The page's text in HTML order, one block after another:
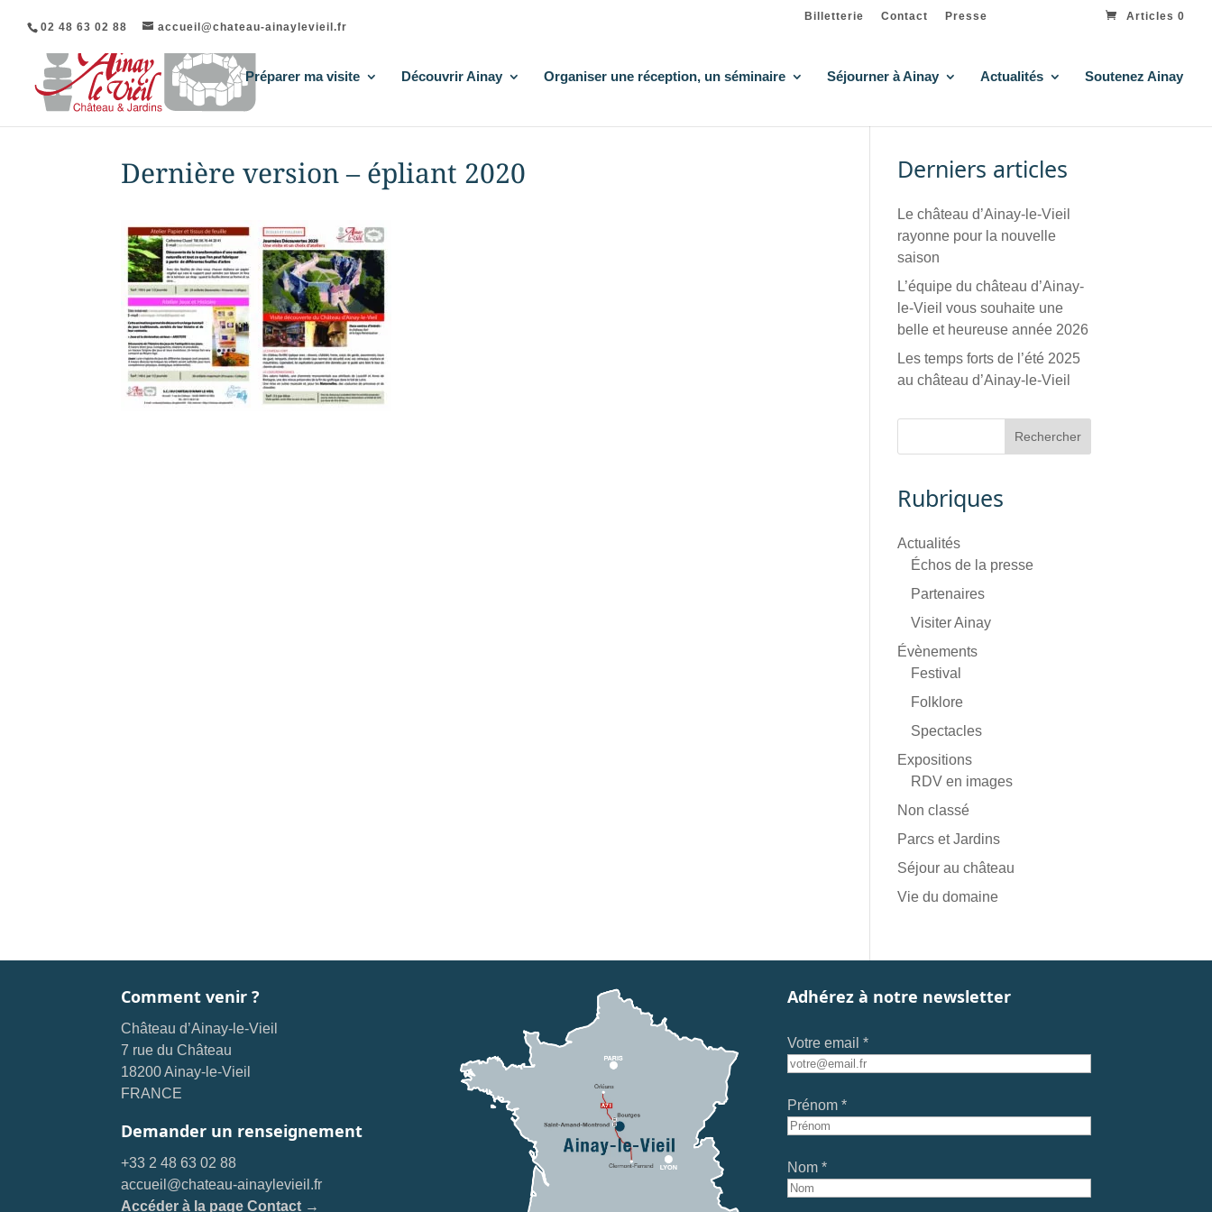
02 48 63 02 88 accueil@chateau-ainaylevieil.fr
Billetterie Contact Presse Articles 0
Préparer ma visite Découvrir Ainay Organiser une réception, un séminaire Séjourner à Ainay Actualités Soutenez Ainay
Dernière version – épliant 2020 Derniers articles
Le château d’Ainay-le-Vieil
rayonne pour la nouvelle
saison
L’équipe du château d’Ainay-
le-Vieil vous souhaite une
belle et heureuse année 2026
Les temps forts de l’été 2025
au château d’Ainay-le-Vieil
Rubriques
Actualités
Échos de la presse
Partenaires
Visiter Ainay
Évènements
Festival
Folklore
Spectacles
Expositions
RDV en images
Non classé
Parcs et Jardins
Séjour au château
Vie du domaine
Comment venir ?
Château d’Ainay-le-Vieil
7 rue du Château
18200 Ainay-le-Vieil
FRANCE
Demander un renseignement
+33 2 48 63 02 88
accueil@chateau-ainaylevieil.fr
Accéder à la page Contact →
Adhérez à notre newsletter
Votre email *
Prénom *
Nom *